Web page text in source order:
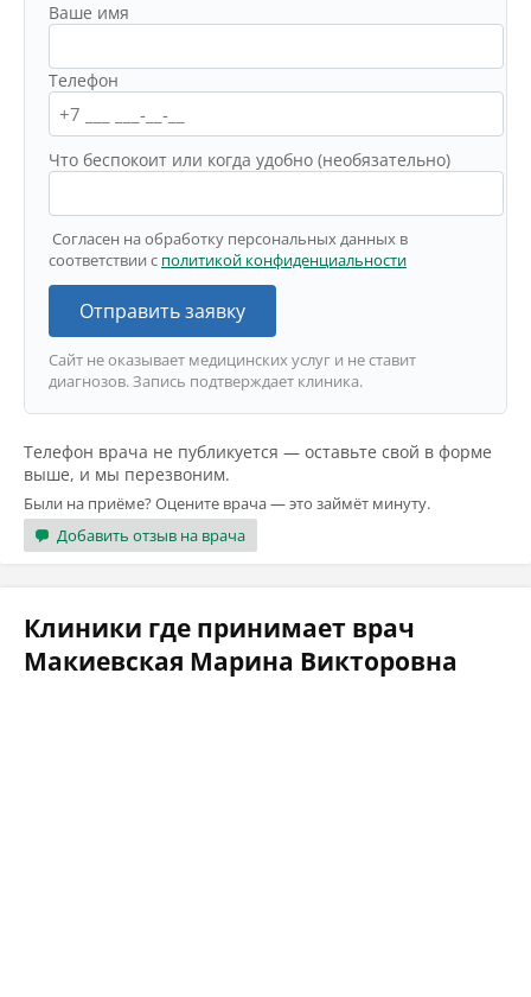
Ваше имя
Телефон
Что беспокоит или когда удобно (необязательно)
Согласен на обработку персональных данных в
соответствии с политикой конфиденциальности
Отправить заявку
Сайт не оказывает медицинских услуг и не ставит
диагнозов. Запись подтверждает клиника.
Телефон врача не публикуется — оставьте свой в форме
выше, и мы перезвоним.
Были на приёме? Оцените врача — это займёт минуту.
Добавить отзыв на врача
Клиники где принимает врач
Макиевская Марина Викторовна